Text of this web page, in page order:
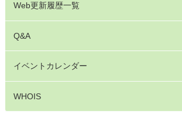
Web更新履歴一覧
Q&A
イベントカレンダー
WHOIS